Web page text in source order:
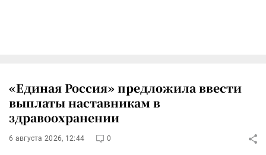
«Единая Россия» предложила ввести
выплаты наставникам в
здравоохранении
6 августа 2026, 12:44 0